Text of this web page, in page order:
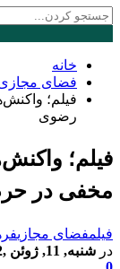
خانه
فضای مجازی
فیلم؛
رضوی
در حرم
فضای مجازیفرهنگی
شنبه, 11, ژوئن ,2022